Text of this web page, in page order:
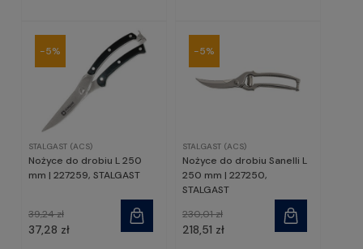
STALGAST (ACS)
Nożyce do drobiu L 250
mm | 227259, STALGAST
37,28 zł
39,24 zł
-5%
STALGAST (ACS)
Nożyce do drobiu Sanelli L
250 mm | 227250,
STALGAST
218,51 zł
230,01 zł
-5%